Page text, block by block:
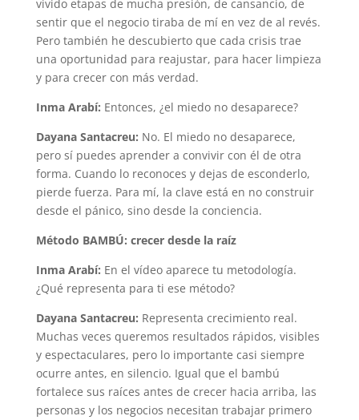
vivido etapas de mucha presión, de cansancio, de
sentir que el negocio tiraba de mí en vez de al revés.
Pero también he descubierto que cada crisis trae
una oportunidad para reajustar, para hacer limpieza
y para crecer con más verdad.
Inma Arabí: Entonces, ¿el miedo no desaparece?
Dayana Santacreu: No. El miedo no desaparece,
pero sí puedes aprender a convivir con él de otra
forma. Cuando lo reconoces y dejas de esconderlo,
pierde fuerza. Para mí, la clave está en no construir
desde el pánico, sino desde la conciencia.
Método BAMBÚ: crecer desde la raíz
Inma Arabí: En el vídeo aparece tu metodología.
¿Qué representa para ti ese método?
Dayana Santacreu: Representa crecimiento real.
Muchas veces queremos resultados rápidos, visibles
y espectaculares, pero lo importante casi siempre
ocurre antes, en silencio. Igual que el bambú
fortalece sus raíces antes de crecer hacia arriba, las
personas y los negocios necesitan trabajar primero